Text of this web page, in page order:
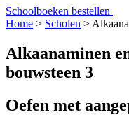
Schoolboeken bestellen
Home > Scholen >
Alkaanaminen
bouwsteen 3
Oefen met